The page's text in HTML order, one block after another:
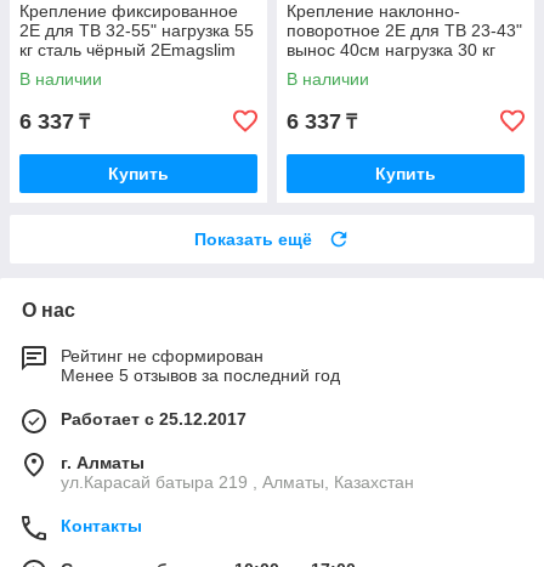
Крепление фиксированное
2E для ТВ 32-55" нагрузка 55
кг сталь чёрный 2Emagslim
В наличии
6 337 ₸
Купить
Крепление наклонно-
поворотное 2E для ТВ 23-43"
вынос 40см нагрузка 30 кг
сталь чёрный
2E2GEN234330TILT
В наличии
6 337 ₸
Купить
Показать ещё
О нас
Рейтинг не сформирован
Менее 5 отзывов за последний год
Работает с 25.12.2017
г. Алматы
ул.Карасай батыра 219 , Алматы, Казахстан
Контакты